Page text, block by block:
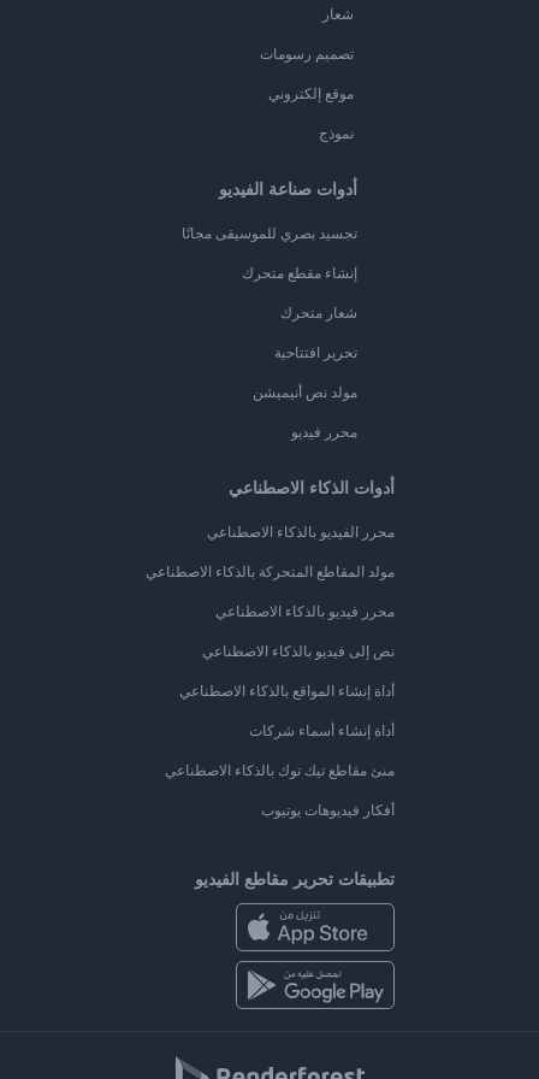
شعار
تصميم رسومات
موقع إلكتروني
نموذج
أدوات صناعة الفيديو
تجسيد بصري للموسيقى مجانًا
إنشاء مقطع متحرك
شعار متحرك
تحرير افتتاحية
مولد نص أنيميشن
محرر فيديو
أدوات الذكاء الاصطناعي
محرر الفيديو بالذكاء الاصطناعي
مولد المقاطع المتحركة بالذكاء الاصطناعي
محرر فيديو بالذكاء الاصطناعي
نص إلى فيديو بالذكاء الاصطناعي
أداة إنشاء المواقع بالذكاء الاصطناعي
أداة إنشاء أسماء شركات
منئ مقاطع تيك توك بالذكاء الاصطناعي
أفكار فيديوهات يوتيوب
تطبيقات تحرير مقاطع الفيديو